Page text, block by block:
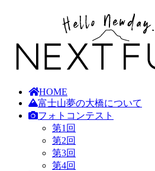
HOME
富士山夢の大橋について
フォトコンテスト
第1回
第2回
第3回
第4回